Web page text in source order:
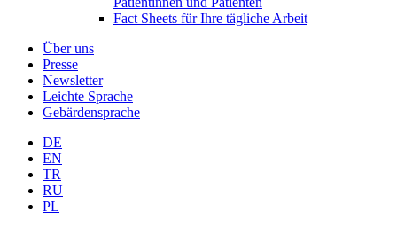
Fact Sheets für Ihre tägliche Arbeit
Über uns
Presse
Newsletter
Leichte Sprache
Gebärdensprache
DE
EN
TR
RU
PL